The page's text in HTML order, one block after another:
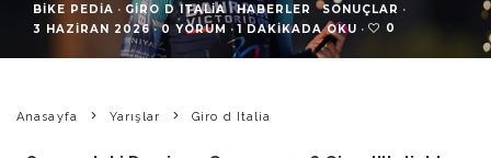
BIKE PEDIA · GIRO D ITALIA HABERLER SONUÇLAR ·
3 HAZIRAN 2026 · 0 YORUM · 1 DAKIKADA OKU · 0
Anasayfa Yarışlar Giro d Italia